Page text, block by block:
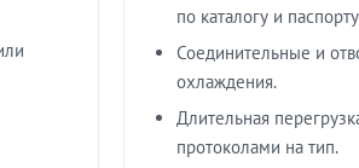
по каталогу и
Соединительные и
охлаждения.
Длительная
протоколами на тип.